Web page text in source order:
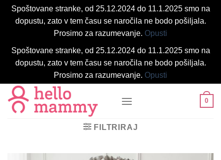
Spoštovane stranke, od 25.12.2024 do 11.1.2025 smo na
dopustu, zato v tem času se naročila ne bodo pošiljala.
Prosimo za razumevanje. Opusti
Spoštovane stranke, od 25.12.2024 do 11.1.2025 smo na
dopustu, zato v tem času se naročila ne bodo pošiljala.
Prosimo za razumevanje. Opusti
Skoči
na
vsebino
0
FILTRIRAJ